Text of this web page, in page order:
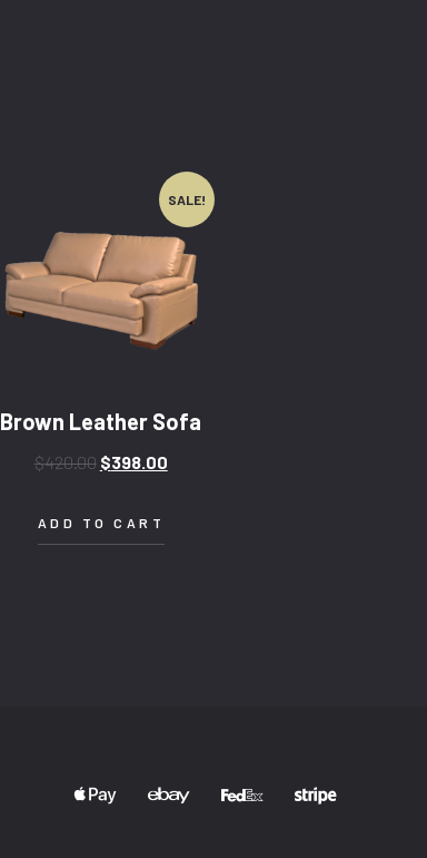
SALE!
Brown Leather Sofa
$420.00 $398.00
ADD TO CART